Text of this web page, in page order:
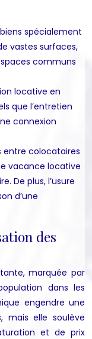
spécialement
vastes surfaces,
communs
locative en
que l’entretien
connexion
entre colocataires
vacance locative
De plus, l’usure
d’une
des
marquée par
dans les
engendre une
mais elle soulève
et de prix